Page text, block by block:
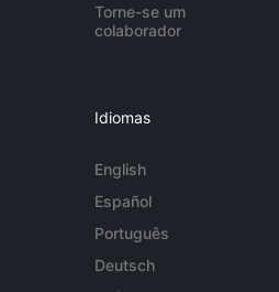
Torne-se um
colaborador
Idiomas
English
Español
Português
Deutsch